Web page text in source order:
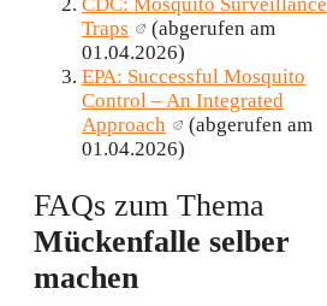
Traps
(abgerufen am
01.04.2026)
EPA: Successful Mosquito
Control – An Integrated
Approach
(abgerufen am
01.04.2026)
FAQs zum Thema
Mückenfalle selber
machen